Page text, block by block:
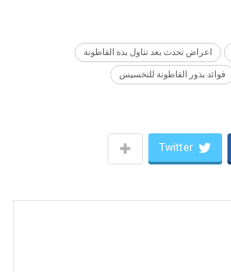
اعراض تحدث بعد تناول بذة القاطونة
فوائد بذور القاطونة للتخسيس
Twitter